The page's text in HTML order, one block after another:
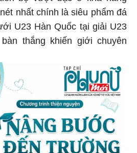
nhất chính là siêu phẩm đá
U23 Hàn Quốc tại giải U23
thắng khiến giới chuyên